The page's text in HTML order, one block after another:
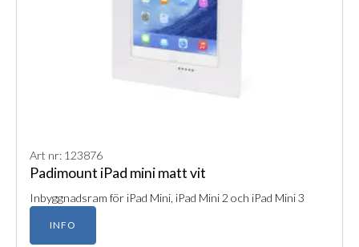
Art nr: 123876
Padimount iPad mini matt vit
Inbyggnadsram för iPad Mini, iPad Mini 2 och iPad Mini 3
INFO